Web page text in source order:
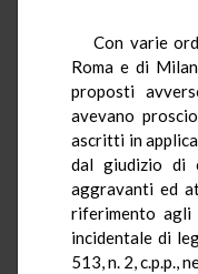
Con varie
Roma e di
proposti
avevano
ascritti in
dal giudizio di
aggravanti ed
riferimento
incidentale di
513, n. 2, c.p.p.,